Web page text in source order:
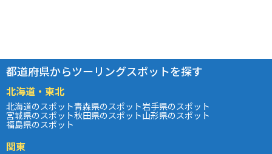
都道府県からツーリングスポットを探す
北海道・東北
北海道のスポット青森県のスポット岩手県のスポット
宮城県のスポット秋田県のスポット山形県のスポット
福島県のスポット
関東